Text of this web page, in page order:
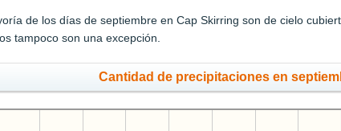
de los días de septiembre en Cap Skirring son de cielo
tampoco son una excepción.
Cantidad de precipitaciones en